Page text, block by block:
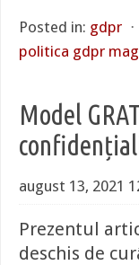
Posted in: gdpr ⋅
politica gdpr
Model
august 13, 2021
Prezentul
deschis de